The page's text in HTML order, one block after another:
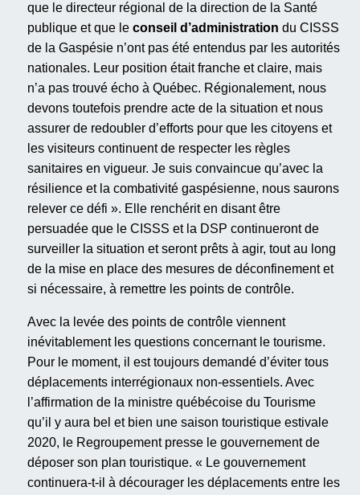
que le directeur régional de la direction de la Santé
publique et que le conseil d’administration du CISSS
de la Gaspésie n’ont pas été entendus par les autorités
nationales. Leur position était franche et claire, mais
n’a pas trouvé écho à Québec. Régionalement, nous
devons toutefois prendre acte de la situation et nous
assurer de redoubler d’efforts pour que les citoyens et
les visiteurs continuent de respecter les règles
sanitaires en vigueur. Je suis convaincue qu’avec la
résilience et la combativité gaspésienne, nous saurons
relever ce défi ». Elle renchérit en disant être
persuadée que le CISSS et la DSP continueront de
surveiller la situation et seront prêts à agir, tout au long
de la mise en place des mesures de déconfinement et
si nécessaire, à remettre les points de contrôle.
Avec la levée des points de contrôle viennent
inévitablement les questions concernant le tourisme.
Pour le moment, il est toujours demandé d’éviter tous
déplacements interrégionaux non-essentiels. Avec
l’affirmation de la ministre québécoise du Tourisme
qu’il y aura bel et bien une saison touristique estivale
2020, le Regroupement presse le gouvernement de
déposer son plan touristique. « Le gouvernement
continuera-t-il à décourager les déplacements entre les